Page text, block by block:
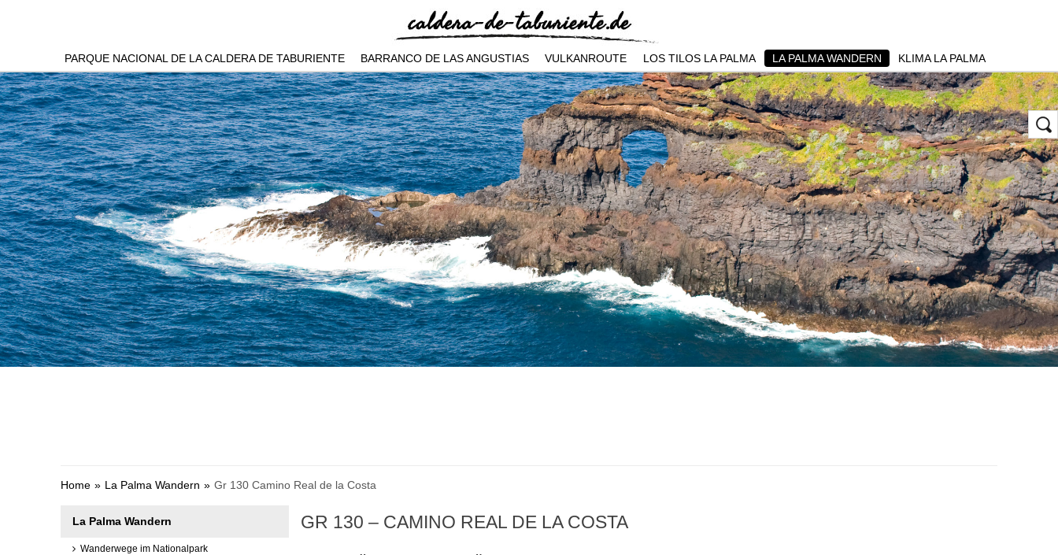
PARQUE NACIONAL DE LA CALDERA DE TABURIENTE BARRANCO DE LAS ANGUSTIAS VULKANROUTE LOS TILOS LA PALMA LA PALMA WANDERN KLIMA LA PALMA
Home La Palma Wandern Gr 130 Camino Real de la Costa
La Palma Wandern
Wanderwege im Nationalpark
GR 130 – CAMINO REAL DE LA COSTA